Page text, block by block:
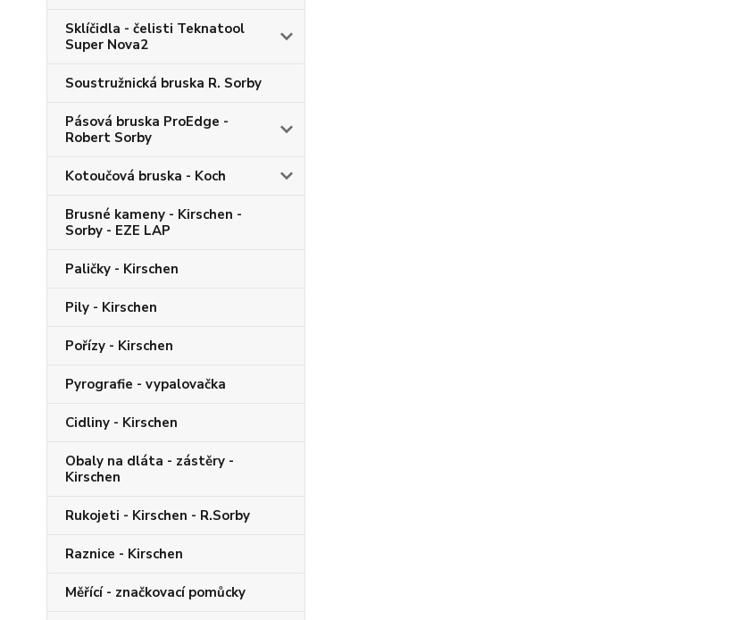
Sklíčidla - čelisti Teknatool
Super Nova2
Soustružnická bruska R. Sorby
Pásová bruska ProEdge -
Robert Sorby
Kotoučová bruska - Koch
Brusné kameny - Kirschen -
Sorby - EZE LAP
Paličky - Kirschen
Pily - Kirschen
Pořízy - Kirschen
Pyrografie - vypalovačka
Cidliny - Kirschen
Obaly na dláta - zástěry -
Kirschen
Rukojeti - Kirschen - R.Sorby
Raznice - Kirschen
Měřící - značkovací pomůcky